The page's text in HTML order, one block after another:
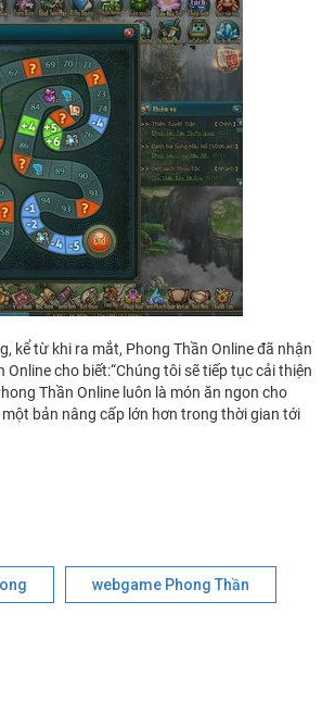
kể từ khi ra mắt, Phong Thần Online đã nhận
cho biết:“Chúng tôi sẽ tiếp tục cải thiện
Thần Online luôn là món ăn ngon cho
bản nâng cấp lớn hơn trong thời gian tới
webgame Phong Thần